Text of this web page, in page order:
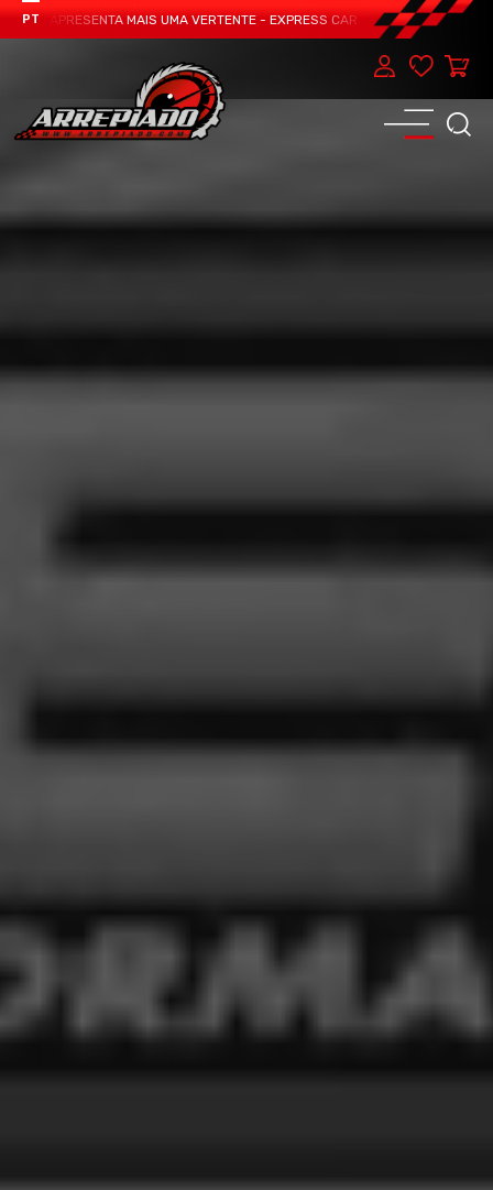
PT
APRESENTA MAIS UMA VERTENTE - EXPRESS CAR SERVICE, MANUTENÇÃO